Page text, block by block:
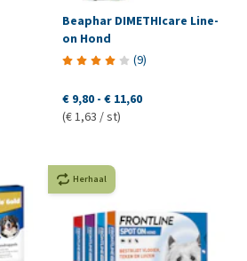
Beaphar DIMETHIcare Line-
on Hond
(9)
€ 9,80 - € 11,60
(€ 1,63 / st)
Herhaal